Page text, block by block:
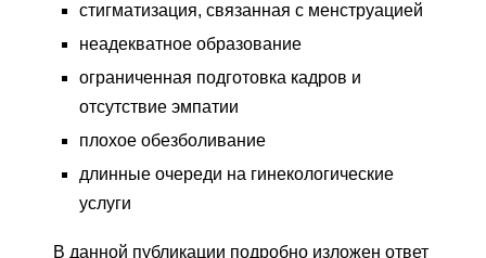
стигматизация, связанная с менструацией
неадекватное образование
ограниченная подготовка кадров и
отсутствие эмпатии
плохое обезболивание
длинные очереди на гинекологические
услуги
В данной публикации подробно изложен ответ